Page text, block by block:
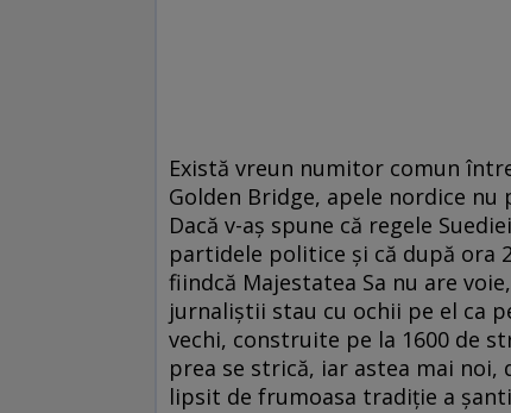
Există vreun numitor comun
Golden Bridge, apele nordice
Dacă v-aş spune că regele
partidele politice şi că după ora
fiindcă Majestatea Sa nu are
jurnaliştii stau cu ochii pe el ca
vechi, construite pe la 1600 de
prea se strică, iar astea mai noi,
lipsit de frumoasa tradiţie a